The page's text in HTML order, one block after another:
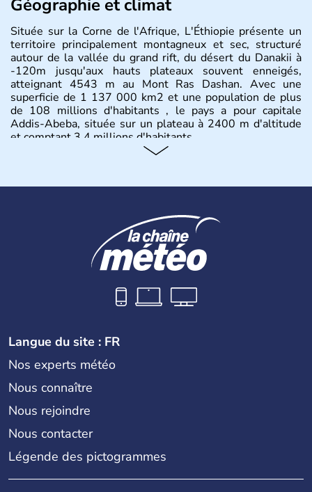
Géographie et climat
Située sur la Corne de l'Afrique, L'Éthiopie présente un
territoire principalement montagneux et sec, structuré
autour de la vallée du grand rift, du désert du Danakii à
-120m jusqu'aux hauts plateaux souvent enneigés,
atteignant 4543 m au Mont Ras Dashan. Avec une
superficie de 1 137 000 km2 et une population de plus
de 108 millions d'habitants , le pays a pour capitale
Addis-Abeba, située sur un plateau à 2400 m d'altitude
et comptant 3,4 millions d'habitants.
Langue du site : FR
Nos experts météo
Nous connaître
Nous rejoindre
Nous contacter
Légende des pictogrammes